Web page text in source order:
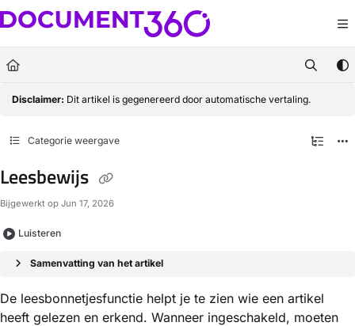
Documentation Index
Fetch the complete documentation index at:https://docs.document360.com/
Use this file to discover all available pages before exploring further.
Disclaimer: Dit artikel is gegenereerd door automatische vertaling.
Categorie weergave
Leesbewijs
Bijgewerkt op Jun 17, 2026
Luisteren
Samenvatting van het artikel
De leesbonnetjesfunctie helpt je te zien wie een artikel
heeft gelezen en erkend. Wanneer ingeschakeld, moeten